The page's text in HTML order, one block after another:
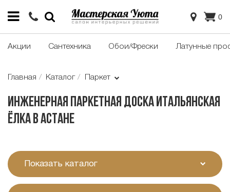
0
Акции Сантехника Обои/Фрески Латунные
Главная Каталог Паркет
Инженерная паркетная доска итальянская
ёлка в Астане
Показать каталог